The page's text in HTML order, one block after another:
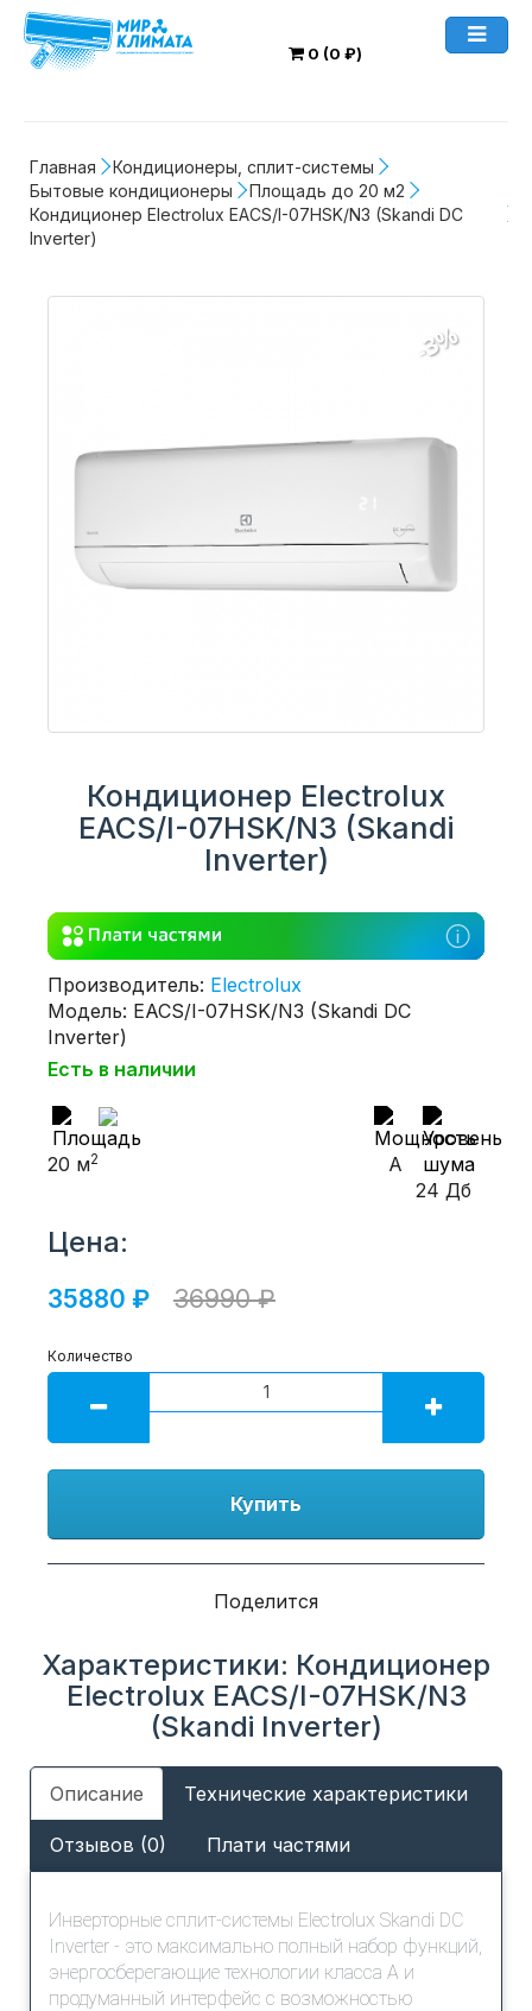
0 (0 ₽)
Главная
Кондиционеры, сплит-системы
Бытовые кондиционеры
Площадь до 20 м2
Кондиционер Electrolux EACS/I-07HSK/N3 (Skandi DC
Inverter)
-3%
Кондиционер Electrolux
EACS/I-07HSK/N3 (Skandi
Inverter)
Производитель: Electrolux
Модель: EACS/I-07HSK/N3 (Skandi DC
Inverter)
Есть в наличии
20 м2
A
24 Дб
Цена:
35880 ₽ 36990 ₽
Количество
Купить
Поделится
Характеристики: Кондиционер
Electrolux EACS/I-07HSK/N3
(Skandi Inverter)
Описание Технические характеристики
Отзывов (0) Плати частями
Инверторные сплит-системы Electrolux Skandi DC
Inverter - это максимально полный набор функций,
энергосберегающие технологии класса A и
продуманный интерфейс с возможностью